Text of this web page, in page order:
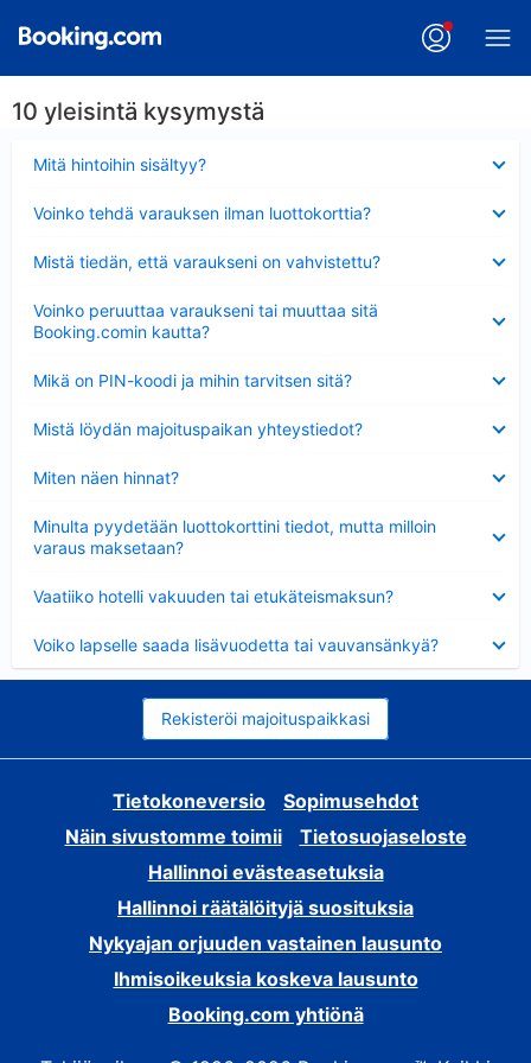
10 yleisintä kysymystä
Mitä hintoihin sisältyy?
Voinko tehdä varauksen ilman luottokorttia?
Mistä tiedän, että varaukseni on vahvistettu?
Voinko peruuttaa varaukseni tai muuttaa sitä
Booking.comin kautta?
Mikä on PIN-koodi ja mihin tarvitsen sitä?
Mistä löydän majoituspaikan yhteystiedot?
Miten näen hinnat?
Minulta pyydetään luottokorttini tiedot, mutta milloin
varaus maksetaan?
Vaatiiko hotelli vakuuden tai etukäteismaksun?
Voiko lapselle saada lisävuodetta tai vauvansänkyä?
Rekisteröi majoituspaikkasi
Tietokoneversio
Sopimusehdot
Näin sivustomme toimii
Tietosuojaseloste
Hallinnoi evästeasetuksia
Hallinnoi räätälöityjä suosituksia
Nykyajan orjuuden vastainen lausunto
Ihmisoikeuksia koskeva lausunto
Booking.com yhtiönä